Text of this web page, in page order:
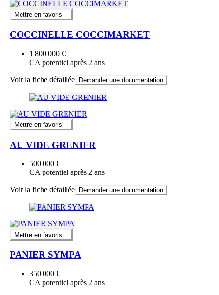
Mettre en favoris
COCCINELLE COCCIMARKET
1 800 000 €
CA potentiel après 2 ans
Voir la fiche détaillée Demander une documentation
Mettre en favoris
AU VIDE GRENIER
500 000 €
CA potentiel après 2 ans
Voir la fiche détaillée Demander une documentation
Mettre en favoris
PANIER SYMPA
350 000 €
CA potentiel après 2 ans